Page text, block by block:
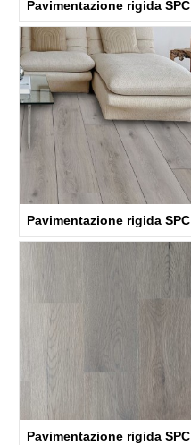
Pavimentazione rigida SPC
ABA
KTV8035
Pavimentazione rigida SPC
ABA
Pavimentazione rigida SPC